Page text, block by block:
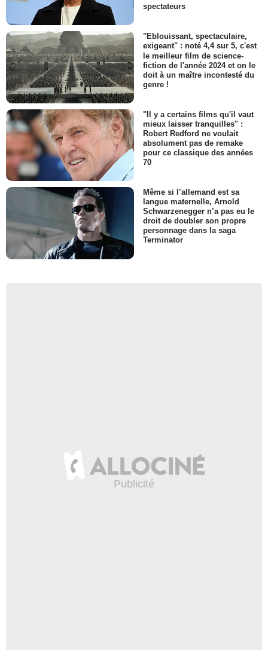
spectateurs
"Eblouissant, spectaculaire,
exigeant" : noté 4,4 sur 5, c'est
le meilleur film de science-
fiction de l'année 2024 et on le
doit à un maître incontesté du
genre !
"Il y a certains films qu'il vaut
mieux laisser tranquilles" :
Robert Redford ne voulait
absolument pas de remake
pour ce classique des années
70
Même si l’allemand est sa
langue maternelle, Arnold
Schwarzenegger n’a pas eu le
droit de doubler son propre
personnage dans la saga
Terminator